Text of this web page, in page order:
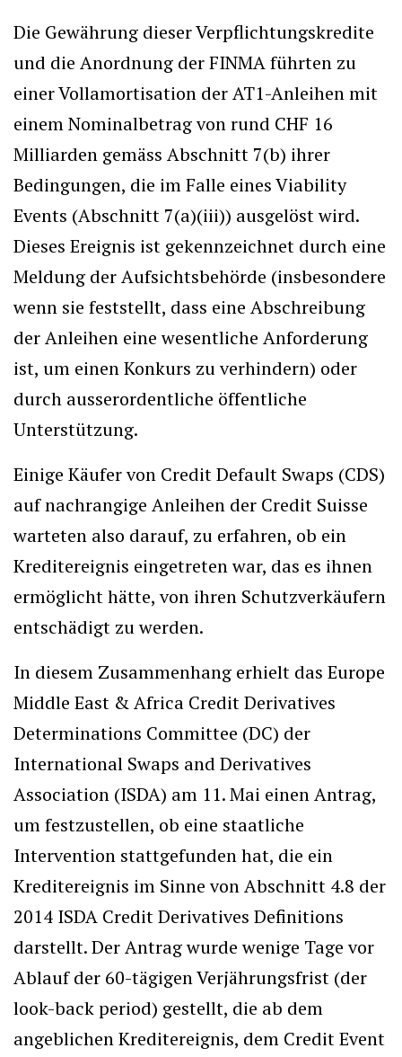
Die Gewährung dieser Verpflichtungskredite
und die Anordnung der FINMA führten zu
einer Vollamortisation der AT1-Anleihen mit
einem Nominalbetrag von rund CHF 16
Milliarden gemäss Abschnitt 7(b) ihrer
Bedingungen, die im Falle eines Viability
Events (Abschnitt 7(a)(iii)) ausgelöst wird.
Dieses Ereignis ist gekennzeichnet durch eine
Meldung der Aufsichtsbehörde (insbesondere
wenn sie feststellt, dass eine Abschreibung
der Anleihen eine wesentliche Anforderung
ist, um einen Konkurs zu verhindern) oder
durch ausserordentliche öffentliche
Unterstützung.
Einige Käufer von Credit Default Swaps (CDS)
auf nachrangige Anleihen der Credit Suisse
warteten also darauf, zu erfahren, ob ein
Kreditereignis eingetreten war, das es ihnen
ermöglicht hätte, von ihren Schutzverkäufern
entschädigt zu werden.
In diesem Zusammenhang erhielt das Europe
Middle East & Africa Credit Derivatives
Determinations Committee (DC) der
International Swaps and Derivatives
Association (ISDA) am 11. Mai einen Antrag,
um festzustellen, ob eine staatliche
Intervention stattgefunden hat, die ein
Kreditereignis im Sinne von Abschnitt 4.8 der
2014 ISDA Credit Derivatives Definitions
darstellt. Der Antrag wurde wenige Tage vor
Ablauf der 60-tägigen Verjährungsfrist (der
look-back period) gestellt, die ab dem
angeblichen Kreditereignis, dem Credit Event